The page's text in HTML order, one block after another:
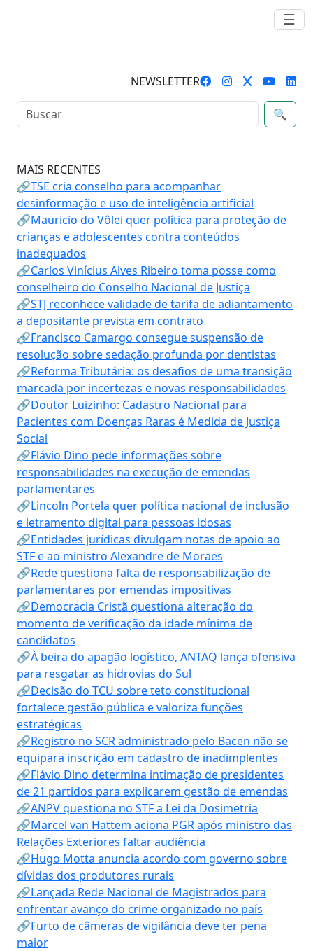
☰
NEWSLETTER
🔍
MAIS RECENTES
🔗TSE cria conselho para acompanhar
desinformação e uso de inteligência artificial
🔗Mauricio do Vôlei quer política para proteção de
crianças e adolescentes contra conteúdos
inadequados
🔗Carlos Vinícius Alves Ribeiro toma posse como
conselheiro do Conselho Nacional de Justiça
🔗STJ reconhece validade de tarifa de adiantamento
a depositante prevista em contrato
🔗Francisco Camargo consegue suspensão de
resolução sobre sedação profunda por dentistas
🔗Reforma Tributária: os desafios de uma transição
marcada por incertezas e novas responsabilidades
🔗Doutor Luizinho: Cadastro Nacional para
Pacientes com Doenças Raras é Medida de Justiça
Social
🔗Flávio Dino pede informações sobre
responsabilidades na execução de emendas
parlamentares
🔗Lincoln Portela quer política nacional de inclusão
e letramento digital para pessoas idosas
🔗Entidades jurídicas divulgam notas de apoio ao
STF e ao ministro Alexandre de Moraes
🔗Rede questiona falta de responsabilização de
parlamentares por emendas impositivas
🔗Democracia Cristã questiona alteração do
momento de verificação da idade mínima de
candidatos
🔗À beira do apagão logístico, ANTAQ lança ofensiva
para resgatar as hidrovias do Sul
🔗Decisão do TCU sobre teto constitucional
fortalece gestão pública e valoriza funções
estratégicas
🔗Registro no SCR administrado pelo Bacen não se
equipara inscrição em cadastro de inadimplentes
🔗Flávio Dino determina intimação de presidentes
de 21 partidos para explicarem gestão de emendas
🔗ANPV questiona no STF a Lei da Dosimetria
🔗Marcel van Hattem aciona PGR após ministro das
Relações Exteriores faltar audiência
🔗Hugo Motta anuncia acordo com governo sobre
dívidas dos produtores rurais
🔗Lançada Rede Nacional de Magistrados para
enfrentar avanço do crime organizado no país
🔗Furto de câmeras de vigilância deve ter pena
maior